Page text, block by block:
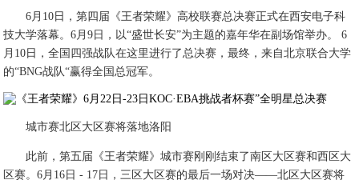
6月10日，第四届《王者荣耀》高校联赛总决赛正式在西安电子科
技大学落幕。6月9日，以“盛世长安”为主题的嘉年华在副场馆举办。 6
月10日，全国四强战队在这里进行了总决赛，最终，来自北京联合大学
的“BNG战队“赢得全国总冠军。
城市赛北区大区赛将落地洛阳
此前，第五届《王者荣耀》城市赛刚刚结束了南区大区赛和西区大
区赛。6月16日 - 17日，三区大区赛的最后一场对决——北区大区赛将